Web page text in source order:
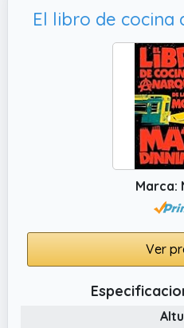
Marca:
Ver